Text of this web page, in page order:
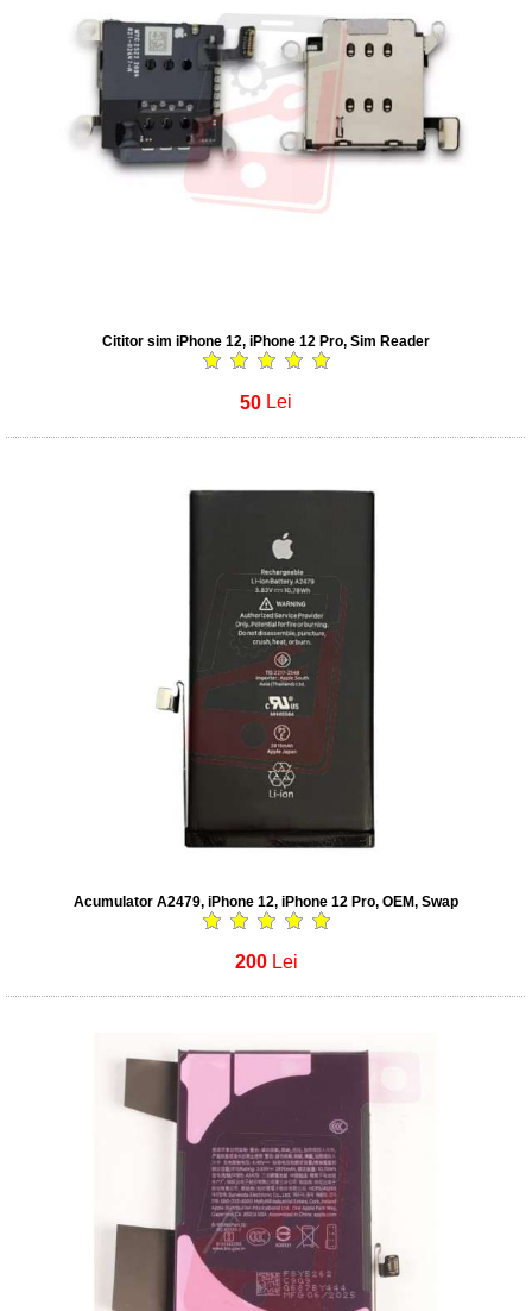
Cititor sim iPhone 12, iPhone 12 Pro, Sim Reader
50 Lei
Acumulator A2479, iPhone 12, iPhone 12 Pro, OEM, Swap
200 Lei